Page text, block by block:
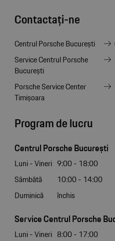
Contactați-ne
Centrul Porsche București
Service Centrul Porsche
București
Porsche Service Center
Timișoara
Program de lucru
Centrul Porsche București
Luni - Vineri 9:00 - 18:00
Sâmbătă
10:00 - 14:00
Duminică
închis
Service Centrul Porsche
Luni - Vineri 8:00 - 17:00